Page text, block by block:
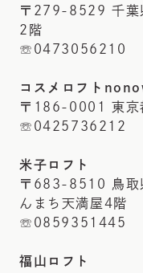
〒279-8529 千葉
2階
☏0473056210
コスメロフト
〒186-0001 東京
☏0425736212
米子ロフト
〒683-8510 鳥取
んまち天満屋4階
☏0859351445
福山ロフト